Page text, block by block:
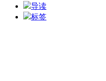
导读
标签